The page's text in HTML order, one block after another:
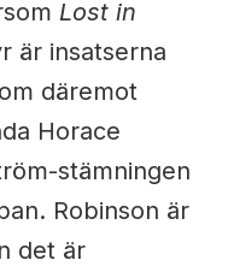
Lost in
är insatserna
däremot
Horace
stämningen
Robinson är
det är